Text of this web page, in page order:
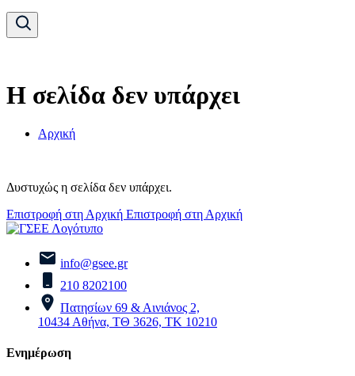
Η σελίδα δεν υπάρχει
Αρχική
Δυστυχώς η σελίδα δεν υπάρχει.
Επιστροφή στη Αρχική Επιστροφή στη Αρχική
info@gsee.gr
210 8202100
Πατησίων 69 & Αινιάνος 2,
10434 Αθήνα, ΤΘ 3626, ΤΚ 10210
Ενημέρωση